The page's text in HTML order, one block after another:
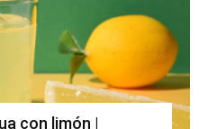
con limón |